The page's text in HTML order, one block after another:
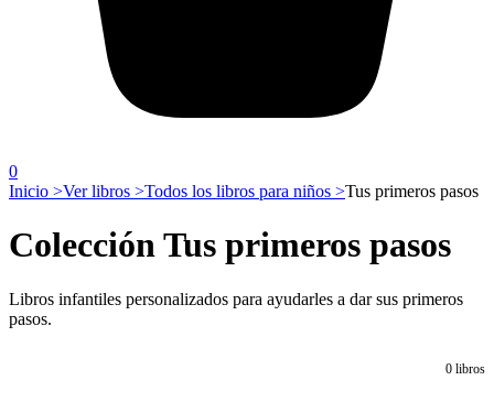
0
Inicio >Ver libros >Todos los libros para niños >Tus primeros pasos
Colección Tus primeros pasos
Libros infantiles personalizados para ayudarles a dar sus primeros
pasos.
0 libros